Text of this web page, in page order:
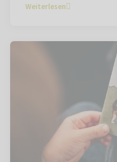
Weiterlesen